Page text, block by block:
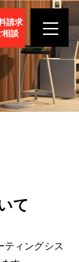
請求
相談
て
ティングシス